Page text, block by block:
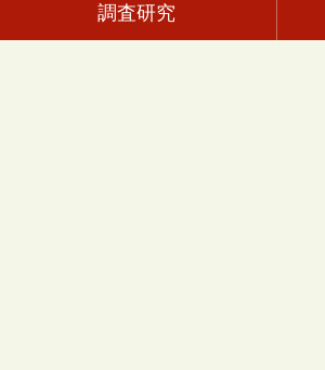
調査研究